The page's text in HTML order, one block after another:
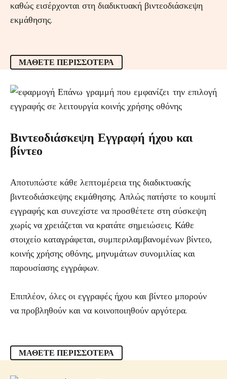
καθώς εισέρχονται στη διαδικτυακή βιντεοδιάσκεψη
εκμάθησης.
ΜΆΘΕΤΕ ΠΕΡΙΣΣΌΤΕΡΑ
Βιντεοδιάσκεψη Εγγραφή ήχου και
βίντεο
Αποτυπώστε κάθε λεπτομέρεια της διαδικτυακής
βιντεοδιάσκεψης εκμάθησης. Απλώς πατήστε το κουμπί
εγγραφής και συνεχίστε να προσθέτετε στη σύσκεψη
χωρίς να χρειάζεται να κρατάτε σημειώσεις. Κάθε
στοιχείο καταγράφεται, συμπεριλαμβανομένων βίντεο,
κοινής χρήσης οθόνης, μηνυμάτων συνομιλίας και
παρουσίασης εγγράφων.
Επιπλέον, όλες οι εγγραφές ήχου και βίντεο μπορούν
να προβληθούν και να κοινοποιηθούν αργότερα.
ΜΆΘΕΤΕ ΠΕΡΙΣΣΌΤΕΡΑ